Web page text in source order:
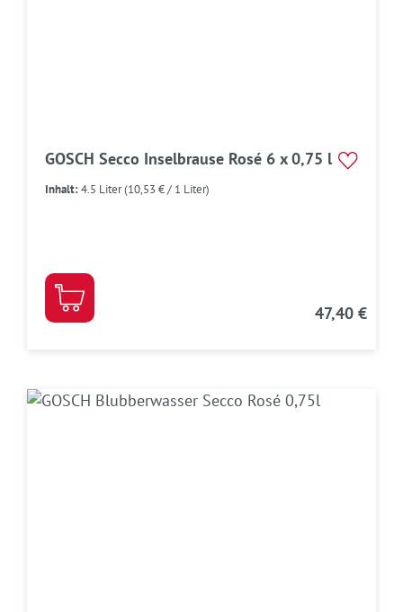
GOSCH Secco Inselbrause Rosé 6 x 0,75 l
Inhalt:4.5 Liter(10,53 € / 1 Liter)
47,40 €